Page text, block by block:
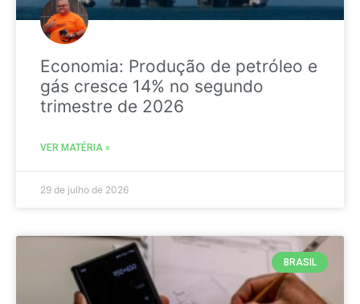
Economia: Produção de petróleo e
gás cresce 14% no segundo
trimestre de 2026
VER MATÉRIA »
29 de julho de 2026
BRASIL